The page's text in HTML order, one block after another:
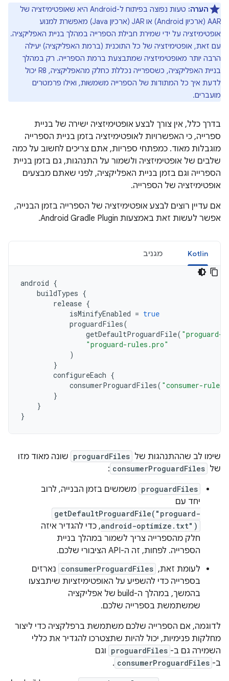
הערה:
טעות נפוצה בפיתוח ל-Android היא שאופטימיזציה של
AAR (ארכיון Android) או JAR (ארכיון Java) מאפשרת למנוע
אופטימיזציה על ידי שמירת חבילת הספרייה במהלך בניית האפליקציה.
עם זאת, אופטימיזציה של כל התוכנית (ברמת האפליקציה) יעילה
הרבה יותר מאופטימיזציה שמתבצעת ברמת הספרייה. רק במהלך
בניית האפליקציה, כשספרייה נכללת כחלק מהאפליקציה, R8 יכול
לדעת איך כל המתודות של הספרייה משמשות, ואילו פרמטרים
מועברים.
בדרך כלל, אין צורך לבצע אופטימיזציה ישירה של בניית
ספרייה, כי האפשרויות לאופטימיזציה בזמן בניית הספרייה
מוגבלות מאוד. כמפתחי ספריות, אתם צריכים לחשוב על כמה
שלבים של אופטימיזציה ולשמור על התנהגות, גם בזמן בניית
הספרייה וגם בזמן בניית האפליקציה, לפני שאתם מבצעים
אופטימיזציה של הספרייה.
אם עדיין רוצים לבצע אופטימיזציה של הספרייה בזמן הבנייה,
אפשר לעשות זאת באמצעות Android Gradle Plugin.
Kotlin מגניב
android {
buildTypes {
release {
isMinifyEnabled = true
proguardFiles(
getDefaultProguardFile( "proguard-
"proguard-rules.pro"
)
}
configureEach {
consumerProguardFiles( "consumer-
}
}
}
שימו לב שההתנהגות של proguardFiles שונה מאוד מזו
של consumerProguardFiles
:
proguardFiles משמשים בזמן הבנייה, לרוב
יחד עם
getDefaultProguardFile("proguard-
android-optimize.txt"), כדי להגדיר איזה
חלק מהספרייה צריך לשמור במהלך בניית
הספרייה. לפחות, זה ה-API הציבורי שלכם.
לעומת זאת, consumerProguardFiles נארזים
בספרייה כדי להשפיע על האופטימיזציות שיתבצעו
בהמשך, במהלך ה-build של אפליקציה
שמשתמשת בספרייה שלכם.
לדוגמה, אם הספרייה שלכם משתמשת ברפלקציה כדי ליצור
מחלקות פנימיות, יכול להיות שתצטרכו להגדיר את כללי
השמירה גם ב- proguardFiles וגם
ב- consumerProguardFiles
.